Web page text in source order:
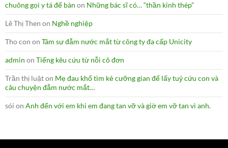
chuông gọi y tá để bàn on Những bác sĩ có… “thần kinh thép”
Lê Thị Then on Nghề nghiệp
Tho con on Tâm sự đẫm nước mắt từ công ty đa cấp Unicity
admin on Tiếng kêu cứu từ nỗi cô đơn
Trần thị luậton Mẹ đau khổ tìm kẻ cưỡng gian để lấy tuỷ cứu con và
câu chuyện đẫm nước mắt…
sói on Anh đến với em khi em đang tan vỡ và giờ em vỡ tan vì anh.